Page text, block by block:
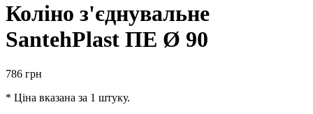
Коліно з'єднувальне
SantehPlast ПЕ Ø 90
786 грн
* Ціна вказана за 1 штуку.